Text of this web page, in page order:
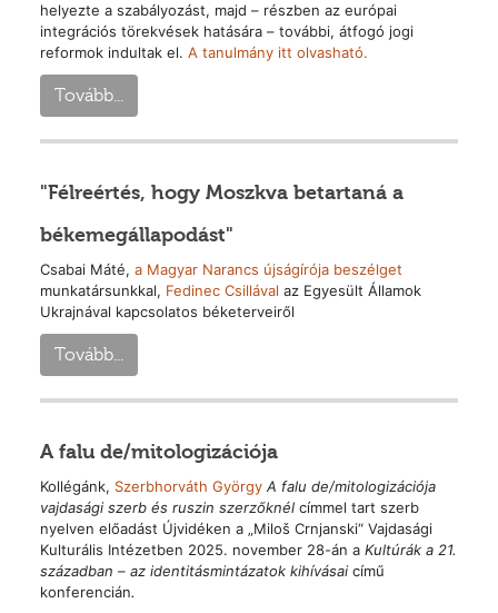
helyezte a szabályozást, majd – részben az európai
integrációs törekvések hatására – további, átfogó jogi
reformok indultak el. A tanulmány itt olvasható.
Tovább...
"Félreértés, hogy Moszkva betartaná a
békemegállapodást"
Csabai Máté, a Magyar Narancs újságírója beszélget
munkatársunkkal, Fedinec Csillával az Egyesült Államok
Ukrajnával kapcsolatos béketerveiről
Tovább...
A falu de/mitologizációja
Kollégánk, Szerbhorváth György A falu de/mitologizációja
vajdasági szerb és ruszin szerzőknél címmel tart szerb
nyelven előadást Újvidéken a „Miloš Crnjanski“ Vajdasági
Kulturális Intézetben 2025. november 28-án a Kultúrák a 21.
században – az identitásmintázatok kihívásai című
konferencián.